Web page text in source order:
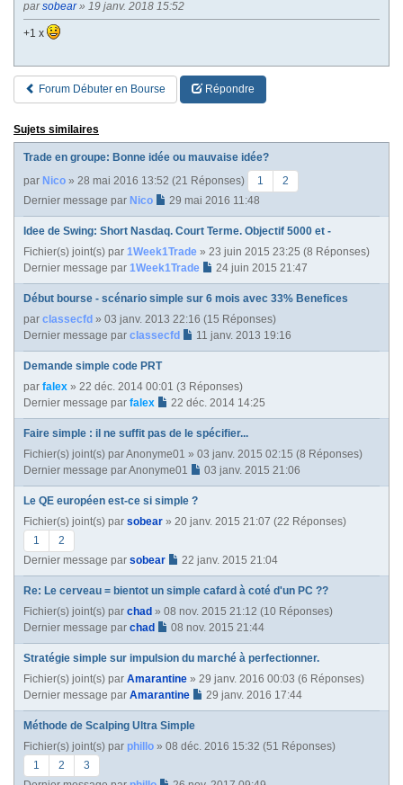
parsobear» 19 janv. 2018 15:52
+1 x
Forum Débuter en Bourse Répondre
Sujets similaires
Trade en groupe: Bonne idée ou mauvaise idée?
par Nico » 28 mai 2016 13:52 (21 Réponses) 1
2
Dernier message par Nico 29 mai 2016 11:48
Idee de Swing: Short Nasdaq. Court Terme. Objectif 5000 et -
Fichier(s) joint(s) par 1Week1Trade » 23 juin 2015 23:25 (8 Réponses)
Dernier message par 1Week1Trade 24 juin 2015 21:47
Début bourse - scénario simple sur 6 mois avec 33% Benefices
par classecfd » 03 janv. 2013 22:16 (15 Réponses)
Dernier message par classecfd 11 janv. 2013 19:16
Demande simple code PRT
par falex » 22 déc. 2014 00:01 (3 Réponses)
Dernier message par falex 22 déc. 2014 14:25
Faire simple : il ne suffit pas de le spécifier...
Fichier(s) joint(s) parAnonyme01 » 03 janv. 2015 02:15 (8 Réponses)
Dernier message parAnonyme01 03 janv. 2015 21:06
Le QE européen est-ce si simple ?
Fichier(s) joint(s) par sobear » 20 janv. 2015 21:07 (22 Réponses)
1
2
Dernier message par sobear 22 janv. 2015 21:04
Re: Le cerveau = bientot un simple cafard à coté d'un PC ??
Fichier(s) joint(s) par chad » 08 nov. 2015 21:12 (10 Réponses)
Dernier message par chad 08 nov. 2015 21:44
Stratégie simple sur impulsion du marché à perfectionner.
Fichier(s) joint(s) par Amarantine » 29 janv. 2016 00:03 (6 Réponses)
Dernier message par Amarantine 29 janv. 2016 17:44
Méthode de Scalping Ultra Simple
Fichier(s) joint(s) par phillo » 08 déc. 2016 15:32 (51 Réponses)
1
2
3